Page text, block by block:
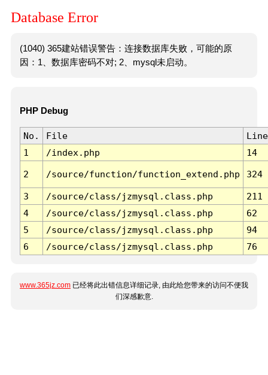
Database Error
(1040) 365建站错误警告：连接数据库失败，可能的原
因：1、数据库密码不对; 2、mysql未启动。
PHP Debug
No. File
Line
1
/index.php 14
2 /source/function/function_extend.php 324
3 /source/class/jzmysql.class.php
211
4
/source/class/jzmysql.class.php
62
5
/source/class/jzmysql.class.php
94
6
/source/class/jzmysql.class.php 76
www.365jz.com 已经将此出错信息详细记录, 由此给您带来的访问不便我
们深感歉意.